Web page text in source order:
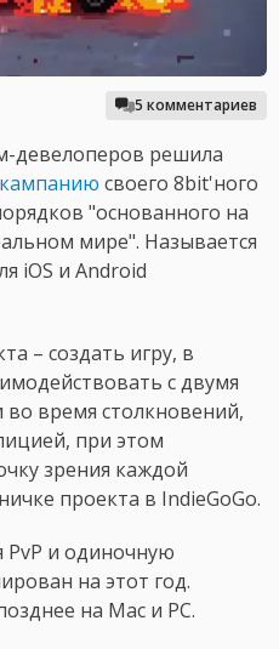
5 комментариев
девелоперов решила
своего 8bit'ного
"основанного на
мире". Называется
iOS и Android
– создать игру, в
с двумя
время столкновений,
при этом
зрения каждой
проекта в IndieGoGo.
PvP и одиночную
на этот год.
на Mac и PC.